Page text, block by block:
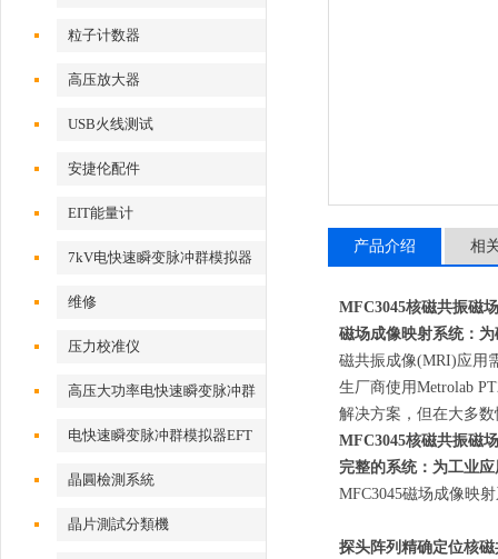
粒子计数器
高压放大器
USB火线测试
安捷伦配件
EIT能量计
7kV电快速瞬变脉冲群模拟器
维修
压力校准仪
高压大功率电快速瞬变脉冲群
测试系统
电快速瞬变脉冲群模拟器EFT
500x
晶圓檢測系統
晶片測試分類機
产品介绍 相
MFC3045核磁共振磁
磁场成像映射系统：
磁共振成像(MRI)应用
生厂商使用Metrolab
解决方案，但在大多
MFC3045核磁共振磁
完整的系统：为工业
MFC3045磁场成像映
探头阵列精确定位核